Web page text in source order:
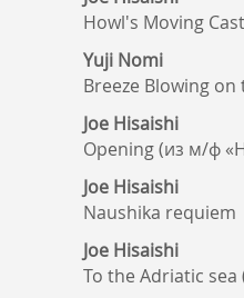
Howl's Moving
Yuji Nomi
Breeze Blowing
Joe Hisaishi
Opening (из м/ф
Joe Hisaishi
Naushika requiem
Joe Hisaishi
To the Adriatic sea